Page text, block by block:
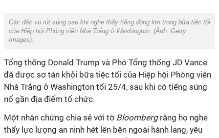
Các đặc vụ rút súng sau khi nghe thấy tiếng động lớn trong bữa tiệc tối
của Hiệp hội Phóng viên Nhà Trắng ở Washington. (Ảnh: Getty
Images).
Tổng thống Donald Trump và Phó Tổng thống JD Vance
đã được sơ tán khỏi bữa tiệc tối của Hiệp hội Phóng viên
Nhà Trắng ở Washington tối 25/4, sau khi có tiếng súng
nổ gần địa điểm tổ chức.
Một nhân chứng chia sẻ với tờ Bloomberg rằng họ nghe
thấy lực lượng an ninh hét lên bên ngoài hành lang, yêu